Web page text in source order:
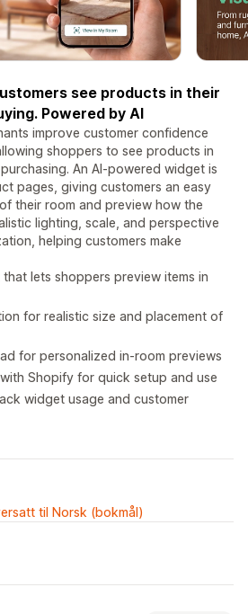
see products in their
Powered by AI
improve customer confidence
shoppers to see products in
An AI-powered widget is
pages, giving customers an easy
their room and preview how the
lighting, scale, and perspective
helping customers make
lets shoppers preview items in
for realistic size and placement of
for personalized in-room previews
Shopify for quick setup and use
widget usage and customer
til Norsk (bokmål)